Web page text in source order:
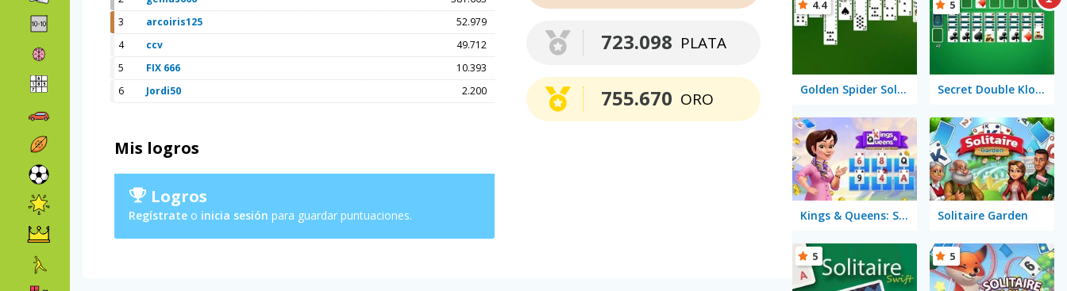
3
arcoiris125
52.979
4
ccv
49.712
5
FIX 666
10.393
6
Jordi50 2.200
Mis logros
Logros
Regístrate o inicia sesión para guardar puntuaciones.
PLATA
723.098
ORO
755.670 Golden Spider Solitaire On-line
4.4
Secret Double Klondike
5
Kings & Queens: Solitaire Tripeaks Solitaire Garden
5 5